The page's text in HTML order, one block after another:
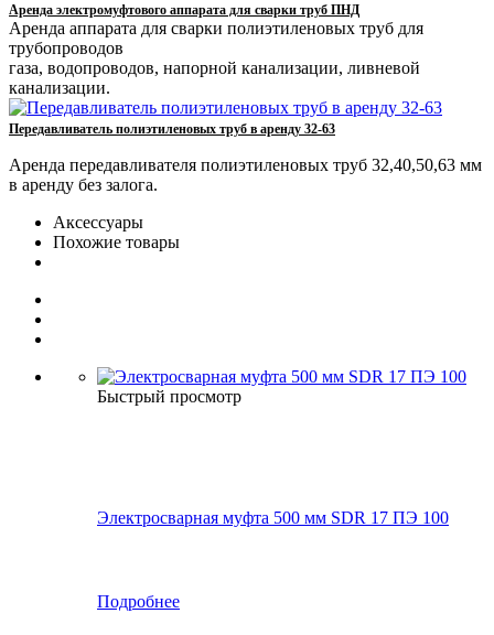
Аренда электромуфтового аппарата для сварки труб ПНД
Аренда аппарата для сварки полиэтиленовых труб для
трубопроводов
газа, водопроводов, напорной канализации, ливневой
канализации.
Передавливатель полиэтиленовых труб в аренду 32-63
Аренда передавливателя полиэтиленовых труб 32,40,50,63 мм
в аренду без залога.
Аксессуары
Похожие товары
Быстрый просмотр
Электросварная муфта 500 мм SDR 17 ПЭ 100
Подробнее